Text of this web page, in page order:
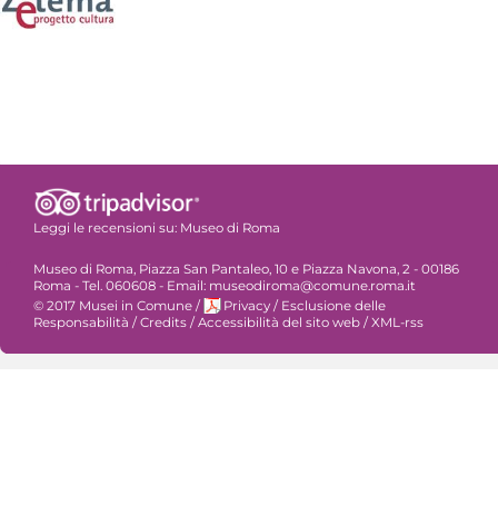
Leggi le recensioni su: Museo di Roma
Museo di Roma, Piazza San Pantaleo, 10 e Piazza Navona, 2 - 00186
Roma - Tel. 060608 - Email: museodiroma@comune.roma.it
© 2017 Musei in Comune / Privacy / Esclusione delle
Responsabilità / Credits / Accessibilità del sito web / XML-rss